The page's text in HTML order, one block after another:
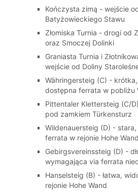
Kończysta zimą - wejście
Batyżowieckiego Stawu
Złomiska Turnia - drogi od
oraz Smoczej Dolinki
Graniasta Turnia i
wejście od Doliny
Währingersteig (C) - krótka,
dostępna ferrata w pobliżu
Pittentaler Klettersteig (C/
pod zamkiem Türkensturz
Wildenauersteig (D) -
ferrata w rejonie Hohe Wand
Gebirgsvereinssteig (D) -
wymagająca via ferrata
Hanselsteig (B) - łatwa,
rejonie Hohe Wand